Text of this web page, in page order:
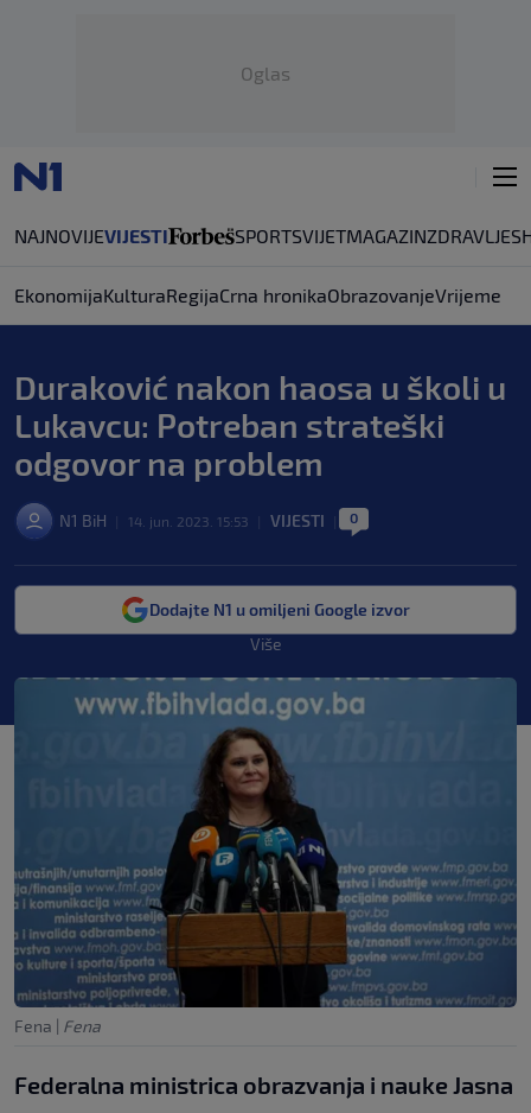
Oglas
NAJNOVIJEVIJESTI SPORTSVIJETMAGAZINZDRAVLJE
EkonomijaKulturaRegijaCrna hronikaObrazovanjeVrijeme
Duraković nakon haosa u školi u
Lukavcu: Potreban strateški
odgovor na problem
N1 BiH 14. jun. 2023. 15:53 VIJESTI 0
Dodajte N1 u omiljeni Google izvor
Više
Fena | Fena
Federalna ministrica obrazvanja i nauke Jasna